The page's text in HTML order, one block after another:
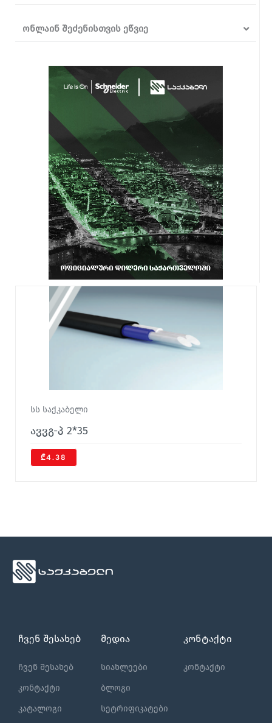
ონლაინ შეძენისთვის ეწვიე
სს საქკაბელი
ავვგ-პ 2*35
₾4.38
ჩვენ შესახებ
ჩვენ შესახებ
კონტაქტი
კატალოგი
მედია
სიახლეები
ბლოგი
სეტრიფიკატები
კონტაქტი
კონტაქტი